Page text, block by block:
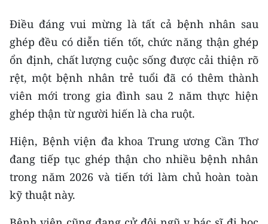
Media Thể thao
Media Giáo dục
Media Y tế
Media Khoa học - Công nghệ
Media Môi trường
Ảnh
Infographic
Điều đáng vui mừng là tất cả bệnh nhân sau
ghép đều có diễn tiến tốt, chức năng thận ghép
ổn định, chất lượng cuộc sống được cải thiện rõ
rệt, một bệnh nhân trẻ tuổi đã có thêm thành
viên mới trong gia đình sau 2 năm thực hiện
ghép thận từ người hiến là cha ruột.
Hiện, Bệnh viện đa khoa Trung ương Cần Thơ
đang tiếp tục ghép thận cho nhiều bệnh nhân
trong năm 2026 và tiến tới làm chủ hoàn toàn
kỹ thuật này.